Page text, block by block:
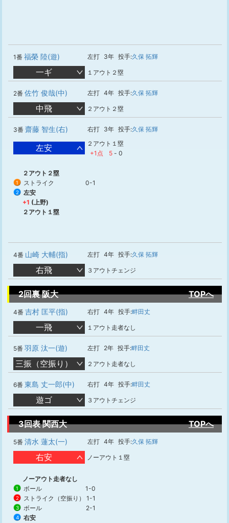
1番 福榮 陸(遊) 左打 3年 投手:久保 拓輝
一ギ １アウト２塁
2番 佐竹 俊哉(中) 左打 4年 投手:久保 拓輝
中飛 ２アウト２塁
3番 齋藤 智生(右) 右打 3年 投手:久保 拓輝
左安
２アウト１塁
+1点
5 - 0
２アウト２塁
1 ストライク 0-1
2
左安
+1 (上野)
２アウト１塁
4番 山崎 大輔(指) 左打 4年 投手:久保 拓輝
右飛 ３アウトチェンジ
2回裏 阪大 TOPへ
4番 吉村 匡平(指) 右打 4年 投手:畔田丈
一飛 １アウト走者なし
5番 羽原 汰一(遊) 左打 2年 投手:畔田丈
三振（空振り） ２アウト走者なし
6番 東島 丈一郎(中) 右打 4年 投手:畔田丈
遊ゴ ３アウトチェンジ
3回表 関西大 TOPへ
5番 清水 蓮太(一) 左打 4年 投手:久保 拓輝
右安 ノーアウト１塁
ノーアウト走者なし
1 ボール 1-0
2 ストライク（空振り） 1-1
3 ボール 2-1
4
右安